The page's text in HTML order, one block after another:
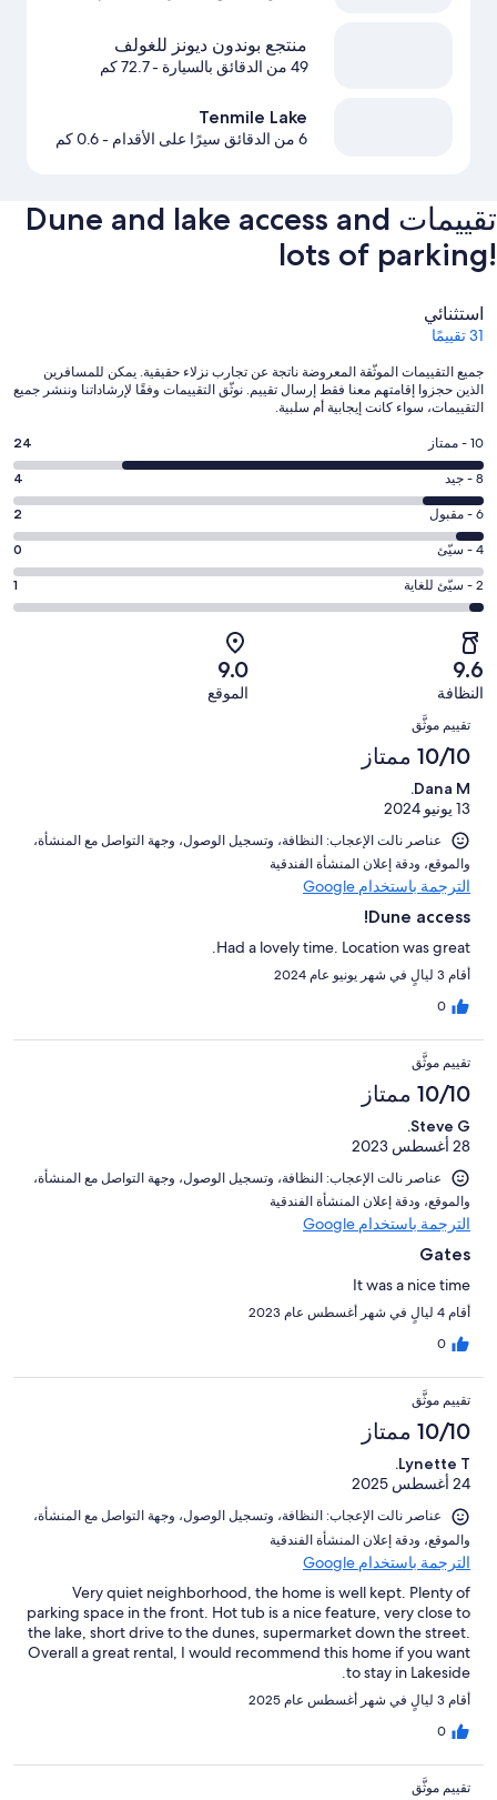
منتجع بوندون ديونز للغولف
49 من الدقائق بالسيارة - 72.7 كم
Tenmile Lake
6 من الدقائق سيرًا على الأقدام - 0.6 كم
تقييمات ⁦Dune and lake access and
lots of parking!⁩
التقييمات
استثنائي
31 تقييمًا
جميع التقييمات الموثّقة المعروضة ناتجة عن تجارب نزلاء حقيقية. يمكن للمسافرين
الذين حجزوا إقامتهم معنا فقط إرسال تقييم. نوثّق التقييمات وفقًا لإرشاداتنا وننشر جميع
التقييمات، سواء كانت إيجابية أم سلبية.
درجة
التصنيف
10
-
ممتاز.
24
من
أصل
31
من
تقييمات
النزلاء
10 - ممتاز 24
درجة
التصنيف
8
-
جيد.
4
أصل
31
من
النزلاء
8 - جيد 4
درجة
التصنيف
6
-
مقبول.
2
من
أصل
31
من
تقييمات
النزلاء
6 - مقبول 2
درجة
التصنيف
4
سيّئ.
0
من
من
تقييمات
النزلاء
4 - سيّئ 0
درجة
التصنيف
2
-
سيّئ
للغاية.
من
من
تقييمات
النزلاء
2 - سيّئ للغاية 1
9.6
النظافة
9.0
الموقع
التقييمات
تقييم موثَّق
10/10 ممتاز
Dana M.
13 يونيو 2024
عناصر نالت الإعجاب: ⁦النظافة⁩، و⁦تسجيل الوصول⁩، و⁦جهة التواصل مع المنشأة⁩،
و⁦الموقع⁩، و⁦دقة إعلان المنشأة الفندقية⁩
الترجمة باستخدام Google
Dune access!
Had a lovely time. Location was great.
أقام 3 ليالٍ في شهر يونيو عام 2024
0
تقييم موثَّق
10/10 ممتاز
Steve G.
28 أغسطس 2023
عناصر نالت الإعجاب: ⁦النظافة⁩، و⁦تسجيل الوصول⁩، و⁦جهة التواصل مع المنشأة⁩،
و⁦الموقع⁩، و⁦دقة إعلان المنشأة الفندقية⁩
الترجمة باستخدام Google
Gates
It was a nice time
أقام 4 ليالٍ في شهر أغسطس عام 2023
0
تقييم موثَّق
10/10 ممتاز
Lynette T.
24 أغسطس 2025
عناصر نالت الإعجاب: ⁦النظافة⁩، و⁦تسجيل الوصول⁩، و⁦جهة التواصل مع المنشأة⁩،
و⁦الموقع⁩، و⁦دقة إعلان المنشأة الفندقية⁩
الترجمة باستخدام Google
Very quiet neighborhood, the home is well kept. Plenty of
parking space in the front. Hot tub is a nice feature, very close to
the lake, short drive to the dunes, supermarket down the street.
Overall a great rental, I would recommend this home if you want
to stay in Lakeside.
أقام 3 ليالٍ في شهر أغسطس عام 2025
0
تقييم موثَّق